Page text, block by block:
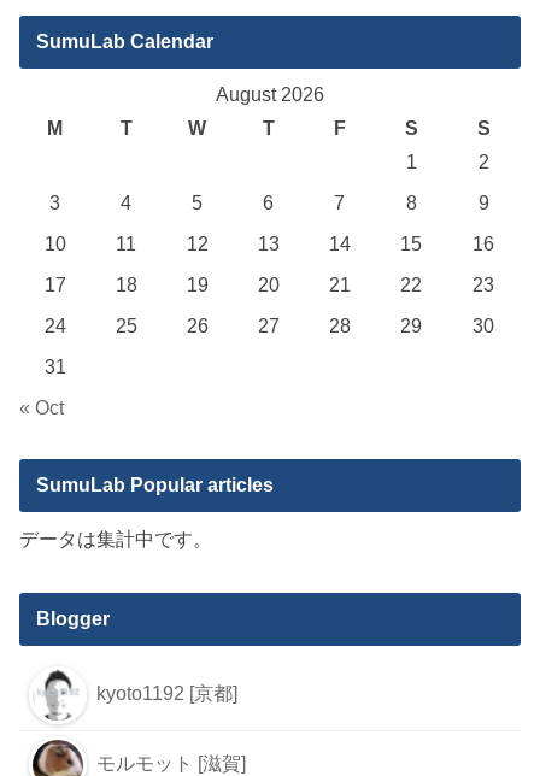
SumuLab Calendar
August 2026
M
T W T F S
S
1
2
3
4 5 6 7 8
9
10
11 12 13 14 15
16
17
18 19 20 21 22
23
24
25 26 27 28 29
30
31
« Oct
SumuLab Popular articles
データは集計中です。
Blogger
kyoto1192 [京都]
モルモット [滋賀]